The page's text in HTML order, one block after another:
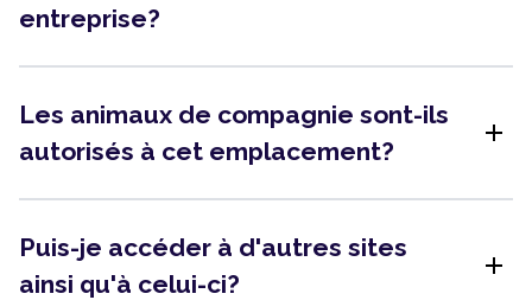
entreprise?
Les animaux de compagnie sont-ils
autorisés à cet emplacement?
add
Puis-je accéder à d'autres sites
ainsi qu'à celui-ci?
add